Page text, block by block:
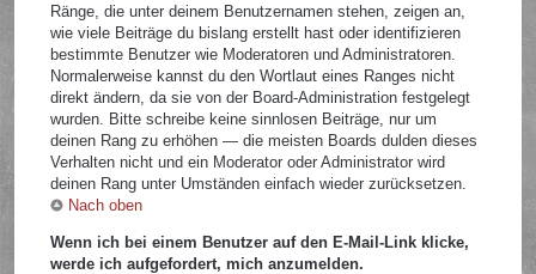
Ränge, die unter deinem Benutzernamen stehen, zeigen an,
wie viele Beiträge du bislang erstellt hast oder identifizieren
bestimmte Benutzer wie Moderatoren und Administratoren.
Normalerweise kannst du den Wortlaut eines Ranges nicht
direkt ändern, da sie von der Board-Administration festgelegt
wurden. Bitte schreibe keine sinnlosen Beiträge, nur um
deinen Rang zu erhöhen — die meisten Boards dulden dieses
Verhalten nicht und ein Moderator oder Administrator wird
deinen Rang unter Umständen einfach wieder zurücksetzen.
Nach oben
Wenn ich bei einem Benutzer auf den E-Mail-Link klicke,
werde ich aufgefordert, mich anzumelden.